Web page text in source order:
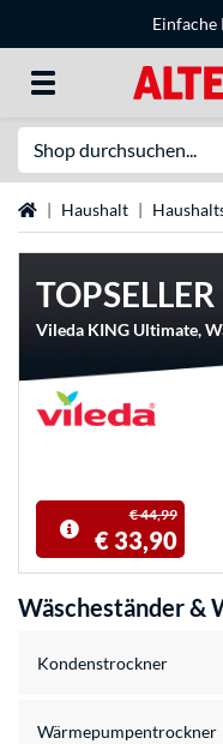
StartseiteHaushalt
TOPSELLER
Vileda KING Ultimate,
€ 44,99
€ 33,90
Wäscheständer &
Kondenstrockner
Wärmepumpentrockner